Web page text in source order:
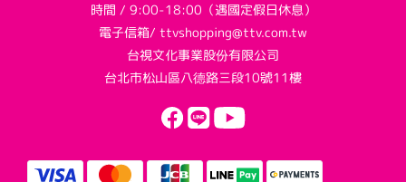
時間 / 9:00-18:00（遇國定假日休息）
電子信箱/ ttvshopping@ttv.com.tw
台視文化事業股份有限公司
台北市松山區八德路三段10號11樓